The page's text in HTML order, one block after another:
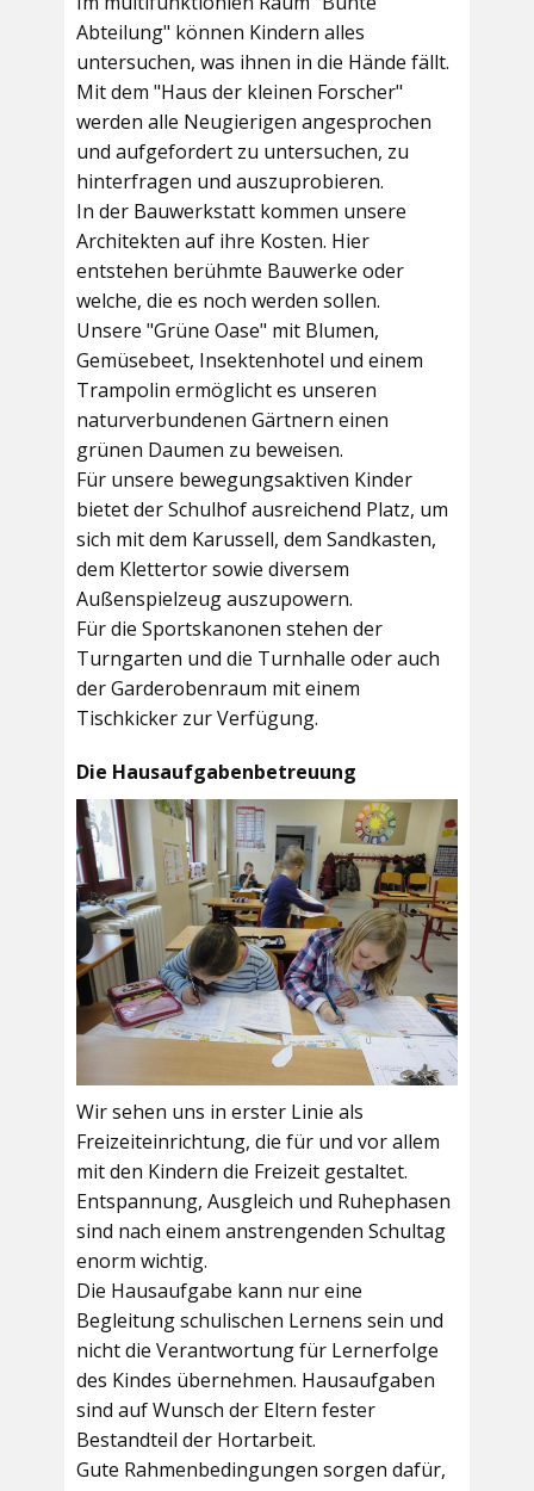
Abteilung" können Kindern alles
untersuchen, was ihnen in die Hände fällt.
Mit dem "Haus der kleinen Forscher"
werden alle Neugierigen angesprochen
und aufgefordert zu untersuchen, zu
hinterfragen und auszuprobieren.
In der Bauwerkstatt kommen unsere
Architekten auf ihre Kosten. Hier
entstehen berühmte Bauwerke oder
welche, die es noch werden sollen.
Unsere "Grüne Oase" mit Blumen,
Gemüsebeet, Insektenhotel und einem
Trampolin ermöglicht es unseren
naturverbundenen Gärtnern einen
grünen Daumen zu beweisen.
Für unsere bewegungsaktiven Kinder
bietet derSchulhofausreichend Platz, um
sich mit dem Karussell, dem Sandkasten,
dem Klettertor sowie diversem
Außenspielzeug auszupowern.
Für die Sportskanonen stehen der
Turngarten und die Turnhalle oder auch
derGarderobenraum mit einem
Tischkicker zur Verfügung.
Die Hausaufgabenbetreuung
Wir sehen uns in erster Linie als
Freizeiteinrichtung, die für und vor allem
mit den Kindern die Freizeit gestaltet.
Entspannung, Ausgleich und Ruhephasen
sind nach einem anstrengenden Schultag
enorm wichtig.
Die Hausaufgabe kann nur eine
Begleitung schulischen Lernens sein und
nicht die Verantwortung für Lernerfolge
des Kindes übernehmen. Hausaufgaben
sind auf Wunsch der Eltern fester
Bestandteil der Hortarbeit.
Gute Rahmenbedingungen sorgen dafür,